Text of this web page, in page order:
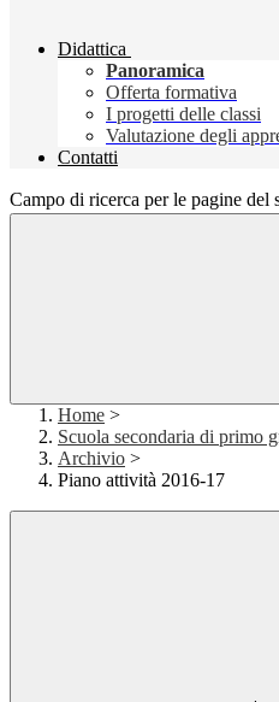
Didattica
Panoramica
Offerta formativa
I progetti delle classi
Valutazione degli
Contatti
Campo di ricerca per le pagine del
Home >
Scuola secondaria di primo
Archivio >
Piano attività 2016-17